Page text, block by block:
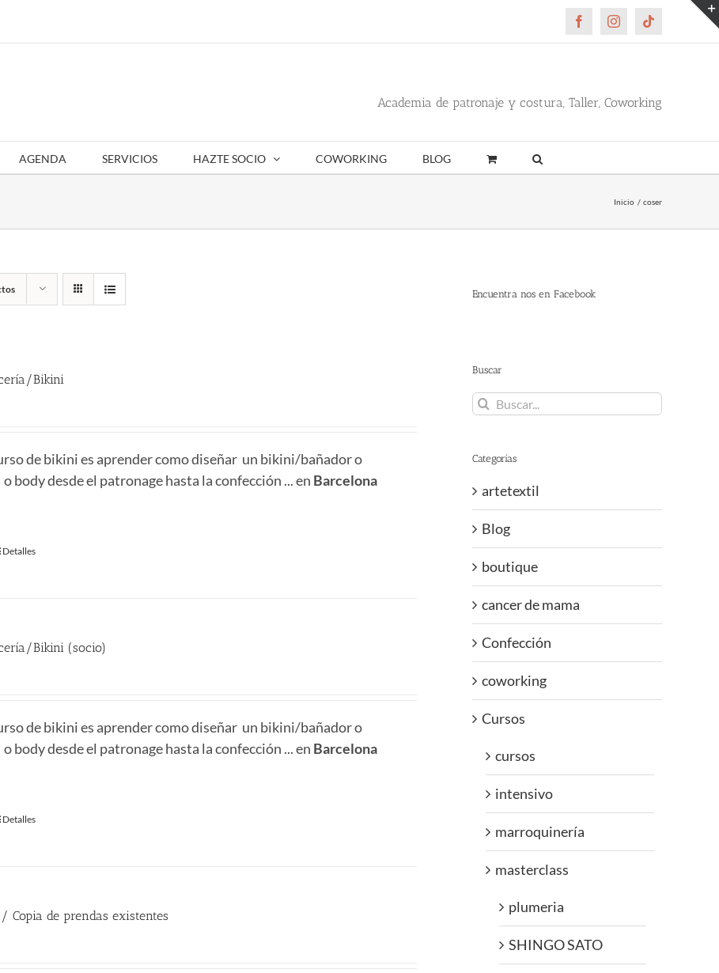
FacebookInstagramTiktok
Academia de patronaje y costura, Taller, Coworking
AGENDA SERVICIOS HAZTE SOCIO COWORKING BLOG
Inicio coser
Bikini
de bikini es aprender como diseñar un bikini/bañador o
body desde el patronage hasta la confección ... en Barcelona
Detalles
Bikini (socio)
161.50 €.
de bikini es aprender como diseñar un bikini/bañador o
body desde el patronage hasta la confección ... en Barcelona
Detalles
Copia de prendas existentes
Encuentra nos en Facebook
Buscar
Buscar:
Categorías
artetextil
Blog
boutique
cancer de mama
Confección
coworking
Cursos
cursos
intensivo
marroquinería
masterclass
plumeria
SHINGO SATO